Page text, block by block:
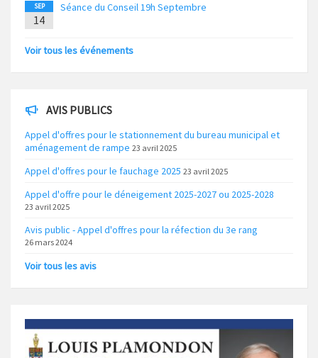
SEP
14
Séance du Conseil 19h Septembre
Voir tous les événements
AVIS PUBLICS
Appel d'offres pour le stationnement du bureau municipal et
aménagement de rampe 23 avril 2025
Appel d'offres pour le fauchage 2025 23 avril 2025
Appel d'offre pour le déneigement 2025-2027 ou 2025-2028
23 avril 2025
Avis public - Appel d'offres pour la réfection du 3e rang
26 mars 2024
Voir tous les avis